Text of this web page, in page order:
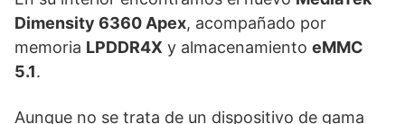
Dimensity 6360 Apex, acompañado por
memoria LPDDR4X y almacenamiento eMMC
5.1.
Aunque no se trata de un dispositivo de gama